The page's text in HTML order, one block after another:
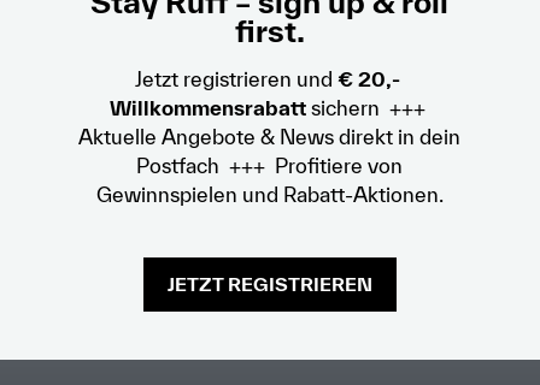
first.
Jetzt registrieren und € 20,-
Willkommensrabattsichern +++
Aktuelle Angebote & News direkt in dein
Postfach +++ Profitiere von
Gewinnspielen und Rabatt-Aktionen.
JETZT REGISTRIEREN